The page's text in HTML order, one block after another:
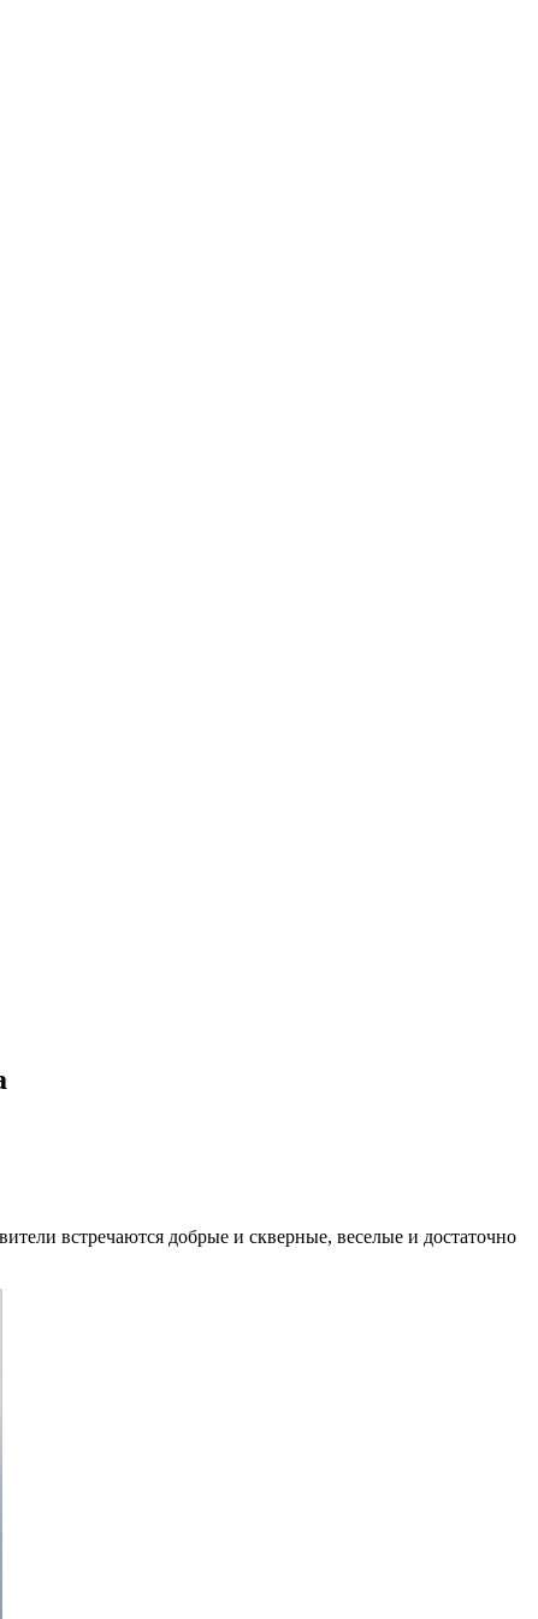
встречаются добрые и скверные, веселые и достаточно